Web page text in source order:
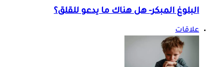
البلوغ المبكر- هل هناك ما يدعو للقلق؟
علاقات